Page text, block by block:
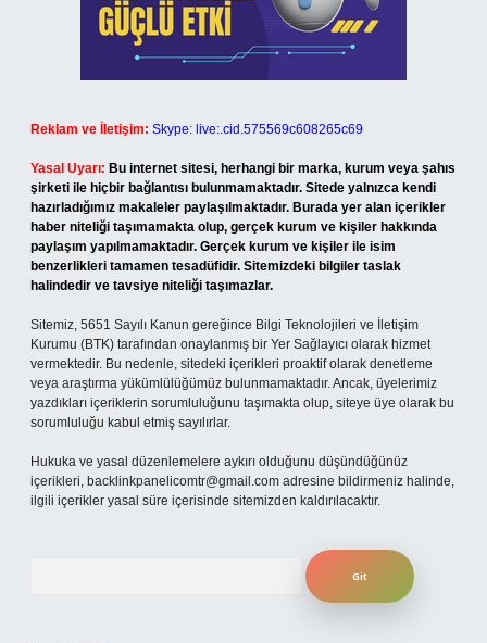
Reklam ve İletişim: Skype: live:.cid.575569c608265c69
Yasal Uyarı: Bu internet sitesi, herhangi bir marka, kurum veya şahıs
şirketi ile hiçbir bağlantısı bulunmamaktadır. Sitede yalnızca kendi
hazırladığımız makaleler paylaşılmaktadır. Burada yer alan içerikler
haber niteliği taşımamakta olup, gerçek kurum ve kişiler hakkında
paylaşım yapılmamaktadır. Gerçek kurum ve kişiler ile isim
benzerlikleri tamamen tesadüfidir. Sitemizdeki bilgiler taslak
halindedir ve tavsiye niteliği taşımazlar.
Sitemiz, 5651 Sayılı Kanun gereğince Bilgi Teknolojileri ve İletişim
Kurumu (BTK) tarafından onaylanmış bir Yer Sağlayıcı olarak hizmet
vermektedir. Bu nedenle, sitedeki içerikleri proaktif olarak denetleme
veya araştırma yükümlülüğümüz bulunmamaktadır. Ancak, üyelerimiz
yazdıkları içeriklerin sorumluluğunu taşımakta olup, siteye üye olarak bu
sorumluluğu kabul etmiş sayılırlar.
Hukuka ve yasal düzenlemelere aykırı olduğunu düşündüğünüz
içerikleri, backlinkpanelicomtr@gmail.com adresine bildirmeniz halinde,
ilgili içerikler yasal süre içerisinde sitemizden kaldırılacaktır.